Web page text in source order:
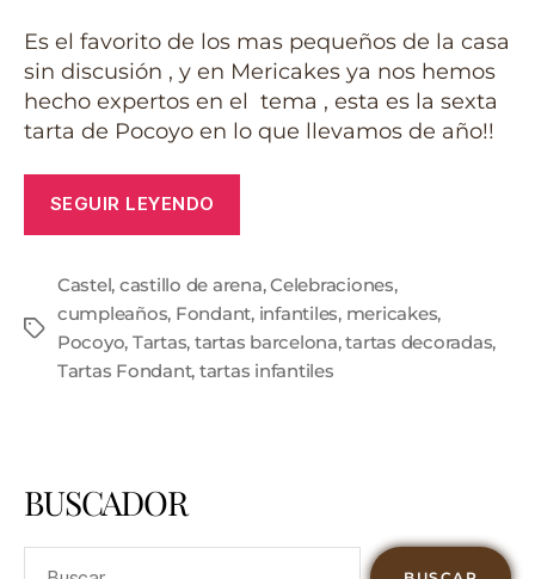
Es el favorito de los mas pequeños de la casa
sin discusión , y en Mericakes ya nos hemos
hecho expertos en el tema , esta es la sexta
tarta de Pocoyo en lo que llevamos de año!!
SEGUIR LEYENDO
Castel, castillo de arena,Celebraciones,
cumpleaños, Fondant, infantiles, mericakes,
Pocoyo, Tartas, tartas barcelona,tartas decoradas,
Tartas Fondant, tartas infantiles
BUSCADOR